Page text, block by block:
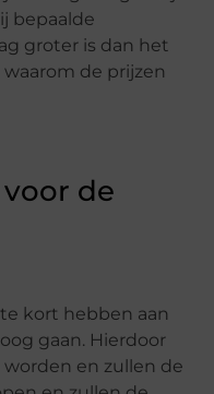
bepaalde
groter is dan het
de prijzen
de
kort hebben aan
gaan. Hierdoor
en zullen de